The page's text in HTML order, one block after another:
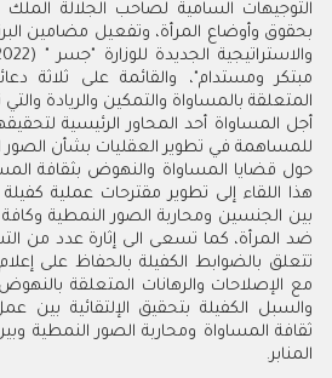
التوجيهات السامية لصاحب الجلالة
مبتكر ومستدام"، والقائمة على ثلاثة
المتعلقة بالمساواة والتمكين والريادة
أجل المساواة أحد المحاور الرئيسية
للمساهمة في تطوير العقليات بشأن الصور
حول قضايا المساواة والنهوض بثقافة
هذا اللقاء إلى تطوير مقترحات عملية
بين الجنسين ومحاربة الصور النمطية
ضد المرأة، كما تسعى الى إثارة عدد من
تتعلق بالضوابط الكفيلة بالحفاظ على
مع الإصلاحات والرهانات المتعلقة
والسبل الكفيلة بتحقيق الإلتقائية بين
ثقافة المساواة ومحاربة الصور النمطية
المنابر.